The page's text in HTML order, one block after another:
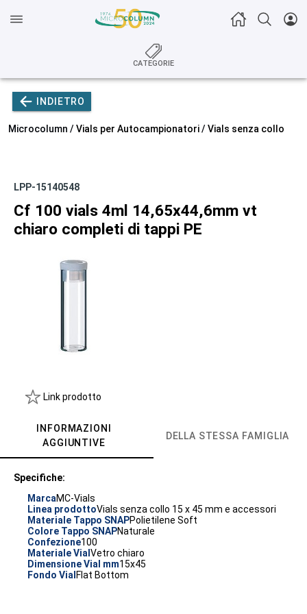
CATEGORIE
INDIETRO
Microcolumn / Vials per Autocampionatori/ Vials senza collo
LPP-15140548
Cf 100 vials 4ml 14,65x44,6mm vt
chiaro completi di tappi PE
Link prodotto
INFORMAZIONI
AGGIUNTIVE
DELLA STESSA FAMIGLIA
Specifiche:
MarcaMC-Vials
Linea prodottoVials senza collo 15 x 45 mm e accessori
Materiale Tappo SNAPPolietilene Soft
Colore Tappo SNAPNaturale
Confezione100
Materiale Vial Vetro chiaro
Dimensione Vial mm15x45
Fondo Vial Flat Bottom